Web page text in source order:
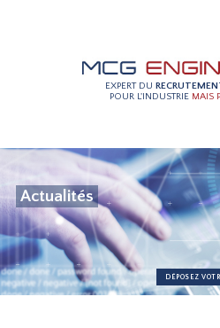
EXPERT DU
POUR L'INDUSTRIE MAIS
Actualités
DÉPOSEZ